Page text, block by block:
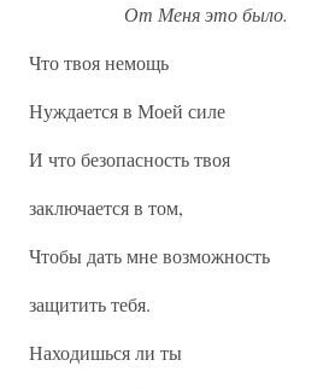
От Меня это было.
Что твоя немощь
Нуждается в Моей силе
И что безопасность твоя
заключается в том,
Чтобы дать мне возможность
защитить тебя.
Находишься ли ты